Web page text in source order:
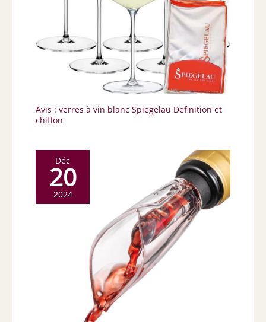
Avis : verres à vin blanc Spiegelau Definition et
chiffon
Déc
20
2024